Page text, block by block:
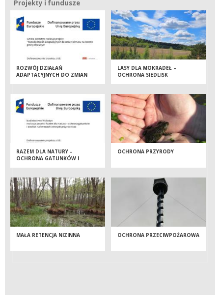
Projekty i fundusze
Projekty i fundusze
ROZWÓJ DZIAŁAŃ
ADAPTACYJNYCH DO ZMIAN
LASY DLA MOKRADEŁ –
OCHRONA SIEDLISK
PRZYRODNICZO
RAZEM DLA NATURY –
OCHRONA GATUNKÓW I
OCHRONA PRZYRODY
MAŁA RETENCJA NIZINNA OCHRONA PRZECIWPOŻAROWA